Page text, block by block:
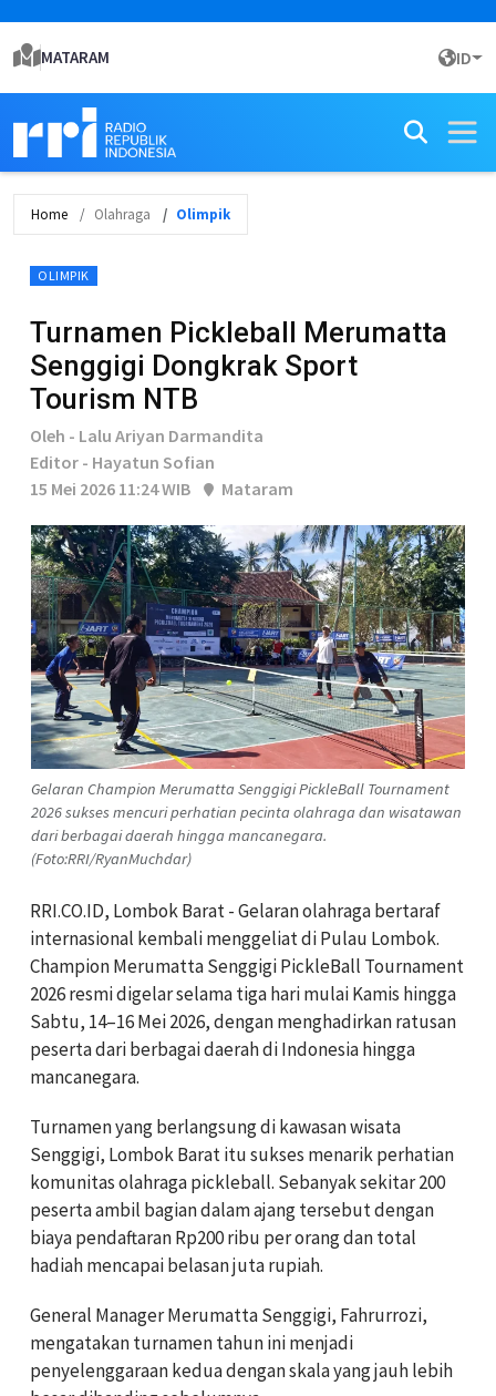
MATARAM ID
Home Olahraga Olimpik
OLIMPIK
Turnamen Pickleball Merumatta
Senggigi Dongkrak Sport
Tourism NTB
Oleh - Lalu Ariyan Darmandita
Editor - Hayatun Sofian
15 Mei 2026 11:24 WIB
Mataram
Gelaran Champion Merumatta Senggigi PickleBall Tournament
2026 sukses mencuri perhatian pecinta olahraga dan wisatawan
dari berbagai daerah hingga mancanegara.
(Foto:RRI/RyanMuchdar)
RRI.CO.ID, Lombok Barat - Gelaran olahraga bertaraf
internasional kembali menggeliat di Pulau Lombok.
Champion Merumatta Senggigi PickleBall Tournament
2026 resmi digelar selama tiga hari mulai Kamis hingga
Sabtu, 14–16 Mei 2026, dengan menghadirkan ratusan
peserta dari berbagai daerah di Indonesia hingga
mancanegara.
Turnamen yang berlangsung di kawasan wisata
Senggigi, Lombok Barat itu sukses menarik perhatian
komunitas olahraga pickleball. Sebanyak sekitar 200
peserta ambil bagian dalam ajang tersebut dengan
biaya pendaftaran Rp200 ribu per orang dan total
hadiah mencapai belasan juta rupiah.
General Manager Merumatta Senggigi, Fahrurrozi,
mengatakan turnamen tahun ini menjadi
penyelenggaraan kedua dengan skala yang jauh lebih